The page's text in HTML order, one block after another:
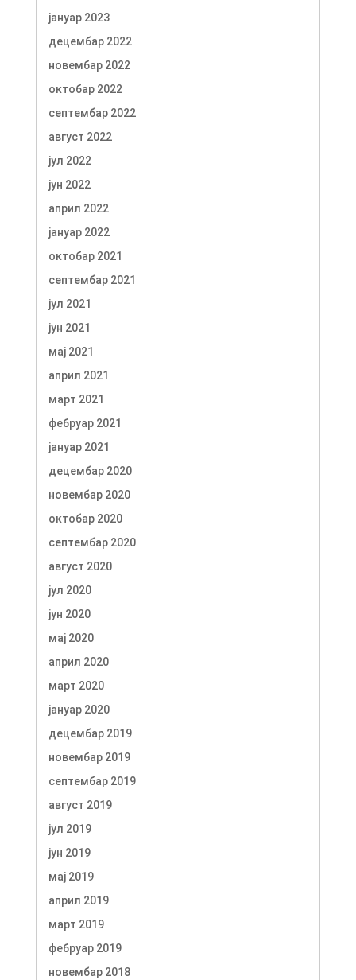
јануар 2023
децембар 2022
новембар 2022
октобар 2022
септембар 2022
август 2022
јул 2022
јун 2022
април 2022
јануар 2022
октобар 2021
септембар 2021
јул 2021
јун 2021
мај 2021
април 2021
март 2021
фебруар 2021
јануар 2021
децембар 2020
новембар 2020
октобар 2020
септембар 2020
август 2020
јул 2020
јун 2020
мај 2020
април 2020
март 2020
јануар 2020
децембар 2019
новембар 2019
септембар 2019
август 2019
јул 2019
јун 2019
мај 2019
април 2019
март 2019
фебруар 2019
новембар 2018